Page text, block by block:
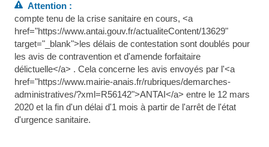
Attention :
compte tenu de la crise sanitaire en cours, <a
href="https://www.antai.gouv.fr/actualiteContent/13629"
target="_blank">les délais de contestation sont doublés pour
les avis de contravention et d'amende forfaitaire
délictuelle</a> . Cela concerne les avis envoyés par l'<a
href="https://www.mairie-anais.fr/rubriques/demarches-
administratives/?xml=R56142">ANTAI</a> entre le 12 mars
2020 et la fin d'un délai d'1 mois à partir de l'arrêt de l'état
d'urgence sanitaire.